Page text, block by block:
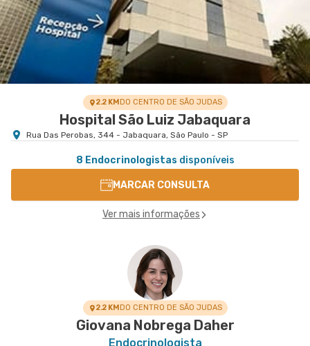
Conj. 807 8º Andar - Vila Nova Conceicao, Sao
Paulo - SP
VER MAPA
2.2 KMDO CENTRO DE SÃO JUDAS
Hospital São Luiz Jabaquara
Rua Das Perobas, 344 - Jabaquara, São Paulo - SP
8 Endocrinologistas disponíveis
MARCAR CONSULTA
Ver mais informações
2.2 KMDO CENTRO DE SÃO JUDAS
Giovana Nobrega Daher
Endocrinologista